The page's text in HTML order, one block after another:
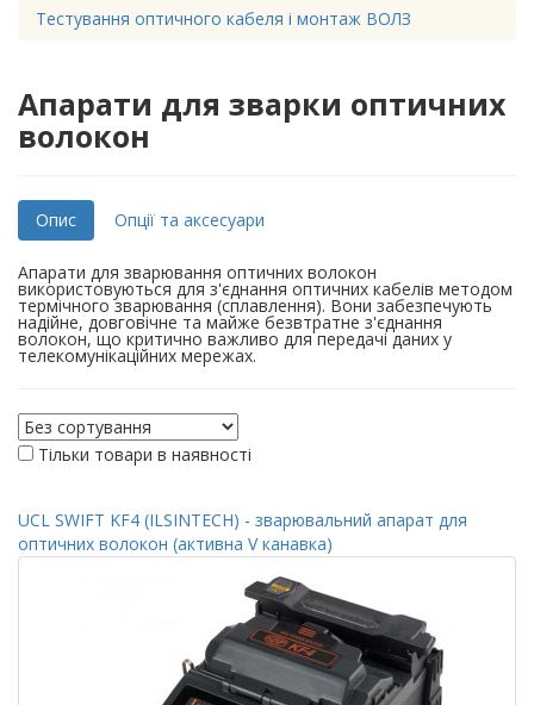
Тестування оптичного кабеля і монтаж ВОЛЗ
Апарати для зварки оптичних
волокон
Опис Опції та аксесуари
Апарати для зварювання оптичних волокон
використовуються для з'єднання оптичних кабелів методом
термічного зварювання (сплавлення). Вони забезпечують
надійне, довговічне та майже безвтратне з'єднання
волокон, що критично важливо для передачі даних у
телекомунікаційних мережах.
Тільки товари в наявності
UCL SWIFT KF4 (ILSINTECH) - зварювальний апарат для
оптичних волокон (активна V канавка)